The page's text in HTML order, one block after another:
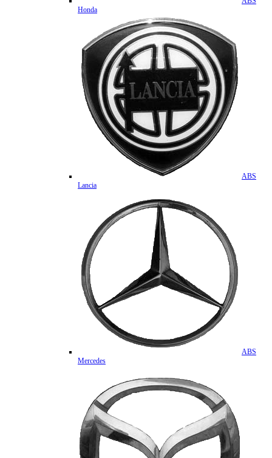
Honda
ABS
Lancia
ABS
Mercedes